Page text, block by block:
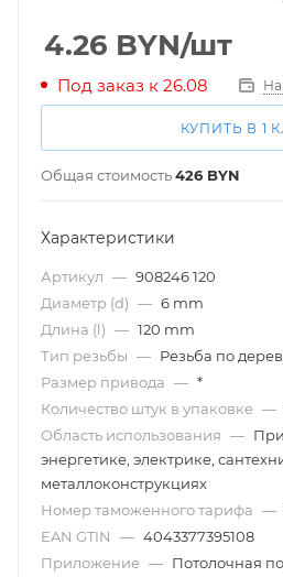
4.26 BYN/шт
Под заказ к 26.08
КУПИТЬ В 1
Общая стоимость426 BYN
Характеристики
Артикул — 908246 120
Диаметр (d) — 6 mm
Длина (l) — 120 mm
Тип резьбы — Резьба по
Размер привода — *
Количество штук в упаковке —
Область использования —
энергетике, электрике,
металлоконструкциях
Номер таможенного тарифа —
EAN GTIN
— 4043377395108
Приложение — Потолочная